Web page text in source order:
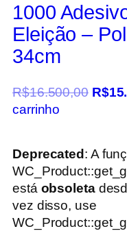
1000
Eleição –
34cm
R$16.500,00 R$
carrinho
Deprecated: A
está obsoleta
vez disso, use